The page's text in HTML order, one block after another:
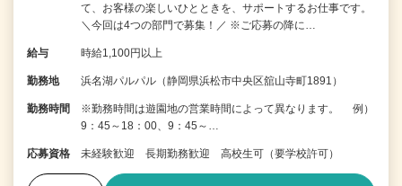
て、お客様の楽しいひとときを、サポートするお仕事です。
＼今回は4つの部門で募集！／ ※ご応募の降に…
給与 時給1,100円以上
勤務地 浜名湖パルパル（静岡県浜松市中央区舘山寺町1891）
勤務時間
※勤務時間は遊園地の営業時間によって異なります。 例）
9：45～18：00、9：45～…
応募資格 未経験歓迎 長期勤務歓迎 高校生可（要学校許可）